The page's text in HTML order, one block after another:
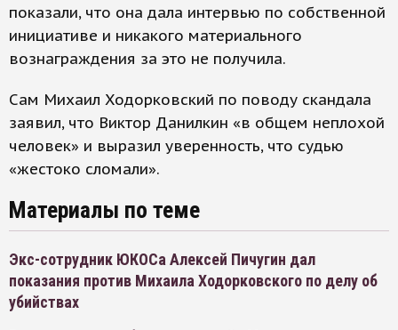
показали, что она дала интервью по собственной
инициативе и никакого материального
вознаграждения за это не получила.
Сам Михаил Ходорковский по поводу скандала
заявил, что Виктор Данилкин «в общем неплохой
человек» и выразил уверенность, что судью
«жестоко сломали».
Материалы по теме
Экс-сотрудник ЮКОСа Алексей Пичугин дал
показания против Михаила Ходорковского по делу об
убийствах